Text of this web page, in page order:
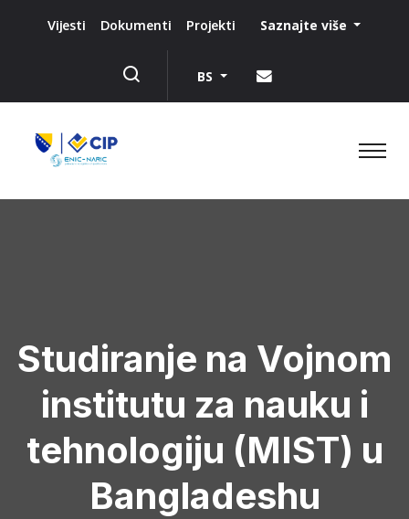
Vijesti Dokumenti Projekti Saznajte više
BS
Studiranje na Vojnom
institutu za nauku i
tehnologiju (MIST) u
Bangladeshu